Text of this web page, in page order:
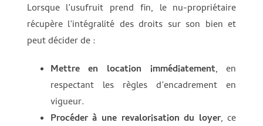
Lorsque l’usufruit prend fin, le nu-propriétaire
récupère l’intégralité des droits sur son bien et
peut décider de :
Mettre en location immédiatement, en
respectant les règles d’encadrement en
vigueur.
Procéder à une revalorisation du loyer, ce